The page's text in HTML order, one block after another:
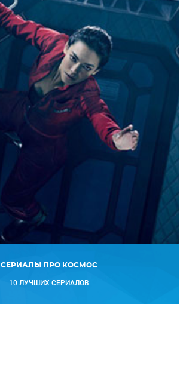
СЕРИАЛЫ ПРО КОСМОС
10 ЛУЧШИХ СЕРИАЛОВ